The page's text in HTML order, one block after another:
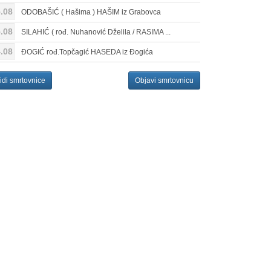
ODOBAŠIĆ ( Hašima ) HAŠIM iz Grabovca
SILAHIĆ ( rođ. Nuhanović Dželila / RASIMA ...
ĐOGIĆ rođ.Topčagić HASEDA iz Đogića
smrtovnice Objavi smrtovnicu